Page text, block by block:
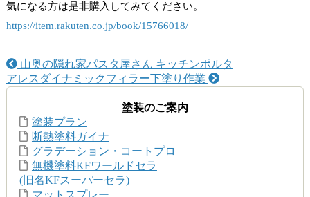
気になる方は是非購入してみてください。
https://item.rakuten.co.jp/book/15766018/
山奥の隠れ家パスタ屋さん キッチンポルタ
アレスダイナミックフィラー下塗り作業
塗装のご案内
塗装プラン
断熱塗料ガイナ
グラデーション・コートプロ
無機塗料KFワールドセラ
(旧名KFスーパーセラ)